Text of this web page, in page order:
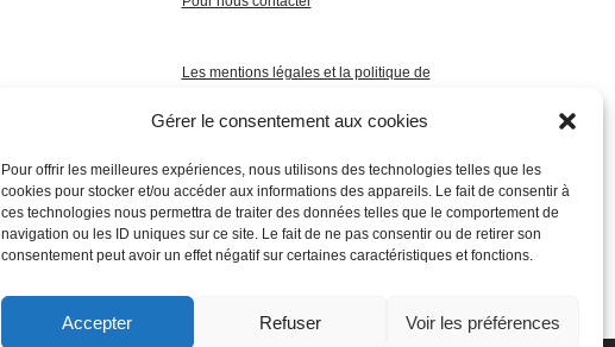
Gérer le consentement aux cookies
Pour offrir les meilleures expériences, nous utilisons des technologies telles que les
cookies pour stocker et/ou accéder aux informations des appareils. Le fait de consentir à
ces technologies nous permettra de traiter des données telles que le comportement de
navigation ou les ID uniques sur ce site. Le fait de ne pas consentir ou de retirer son
consentement peut avoir un effet négatif sur certaines caractéristiques et fonctions.
Accepter Refuser Voir les préférences
Les mentions légales et la politique de